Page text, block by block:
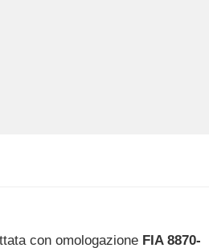
con omologazione FIA 8870-